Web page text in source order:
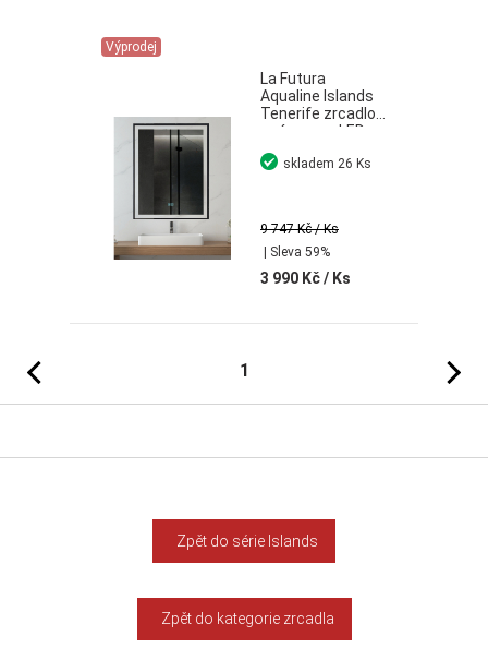
Výprodej
La Futura
Aqualine Islands
Tenerife zrcadlo
s rámem s LED
osvětlením černá
60x80 cm
9 747 Kč/ Ks
| Sleva 59%
3 990 Kč/ Ks
skladem 26 Ks
Předchozí 1
Zpět do série Islands
Zpět do kategorie zrcadla